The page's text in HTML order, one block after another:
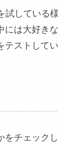
している
は大好き
ストしてい
チェック